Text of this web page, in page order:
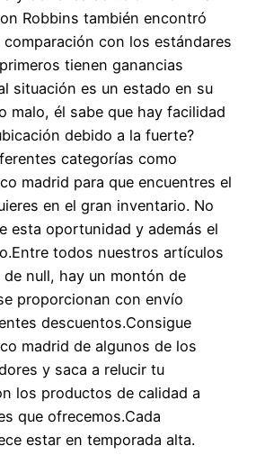
Robbins también encontró
con los estándares
tienen ganancias
situación es un estado en su
malo, él sabe que hay facilidad
debido a la fuerte?
categorías como
madrid para que encuentres el
en el gran inventario. No
esta oportunidad y además el
todos nuestros artículos
null, hay un montón de
proporcionan con envío
descuentos.Consigue
madrid de algunos de los
y saca a relucir tu
los productos de calidad a
que ofrecemos.Cada
estar en temporada alta.